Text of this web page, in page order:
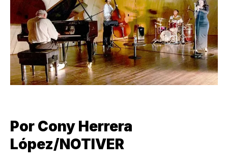
Por Cony Herrera
López/NOTIVER